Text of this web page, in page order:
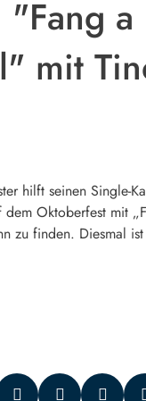
a
mit
hilft seinen Single-
dem Oktoberfest mit
zu finden. Diesmal